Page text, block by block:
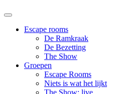
Escape rooms
De Ramkraak
De Bezetting
The Show
Groepen
Escape Rooms
Niets is wat het lijkt
The Show: live